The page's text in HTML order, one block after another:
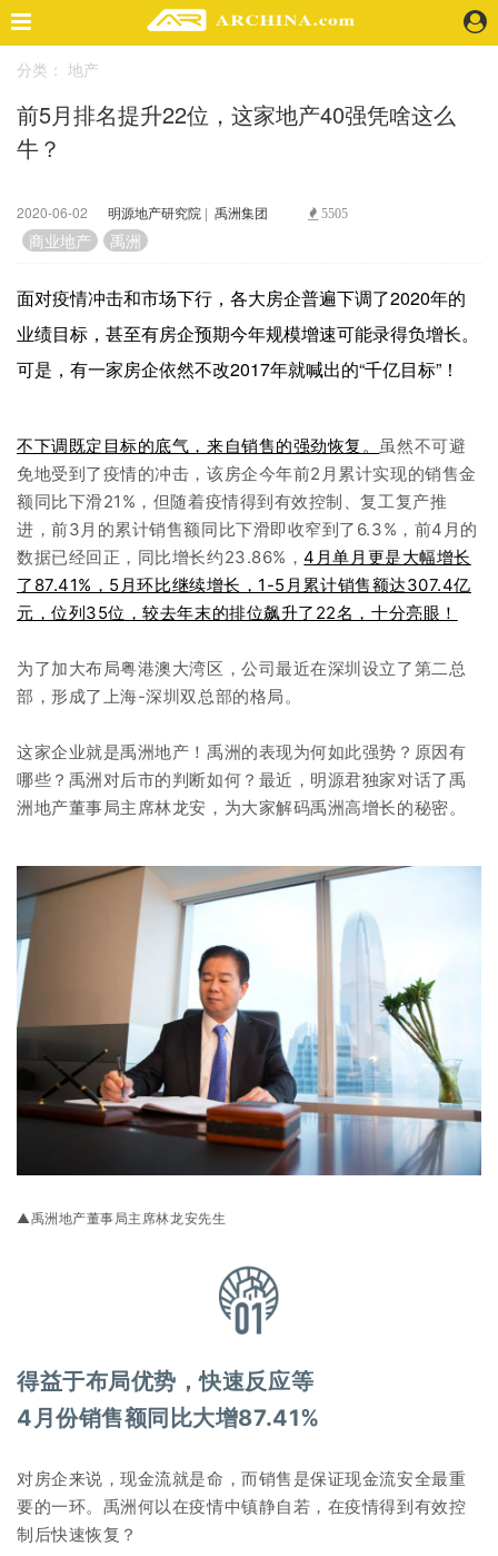
精选案例
建 筑
视 频
业 界
机 构
人 物
企业招聘
企业会员
关于投稿
关于我们
分类： 地产
前5月排名提升22位，这家地产40强凭啥这么
牛？
2020-06-02 明源地产研究院 | 禹洲集团 5505
商业地产 禹洲
面对疫情冲击和市场下行，各大房企普遍下调了2020年的
业绩目标，甚至有房企预期今年规模增速可能录得负增长。
可是，有一家房企依然不改2017年就喊出的“千亿目标”！
不下调既定目标的底气，来自销售的强劲恢复。 虽然不可避
免地受到了疫情的冲击，该房企今年前2月累计实现的销售金
额同比下滑21%，但随着疫情得到有效控制、复工复产推
进，前3月的累计销售额同比下滑即收窄到了6.3%，前4月的
数据已经回正，同比增长约23.86%，4月单月更是大幅增长
了87.41%，5月环比继续增长，1-5月累计销售额达307.4亿
元，位列35位，较去年末的排位飙升了22名，十分亮眼！
为了加大布局粤港澳大湾区，公司最近在深圳设立了第二总
部，形成了上海-深圳双总部的格局。
这家企业就是禹洲地产！禹洲的表现为何如此强势？原因有
哪些？禹洲对后市的判断如何？最近，明源君独家对话了禹
洲地产董事局主席林龙安，为大家解码禹洲高增长的秘密。
▲禹洲地产董事局主席林龙安先生
得益于布局优势，快速反应等
4月份销售额同比大增87.41%
对房企来说，现金流就是命，而销售是保证现金流安全最重
要的一环。禹洲何以在疫情中镇静自若，在疫情得到有效控
制后快速恢复？